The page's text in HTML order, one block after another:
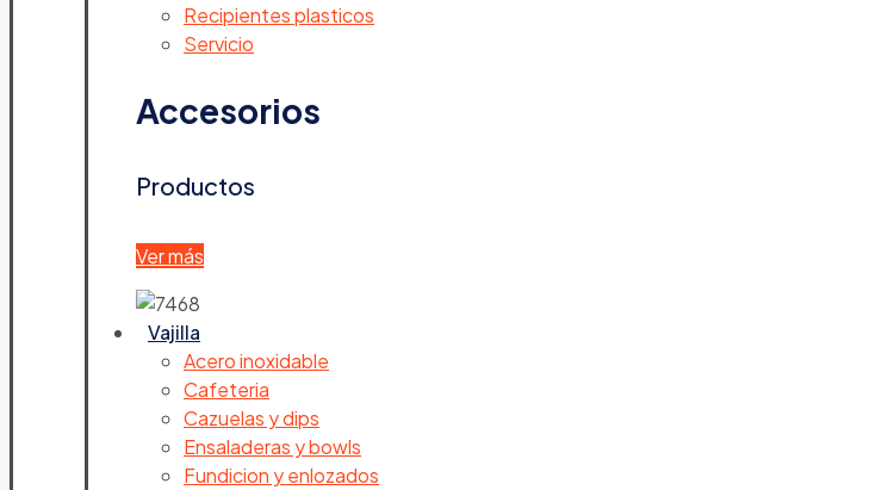
Recipientes plasticos
Servicio
Accesorios
Productos
Ver más
Vajilla
Acero inoxidable
Cafeteria
Cazuelas y dips
Ensaladeras y bowls
Fundicion y enlozados